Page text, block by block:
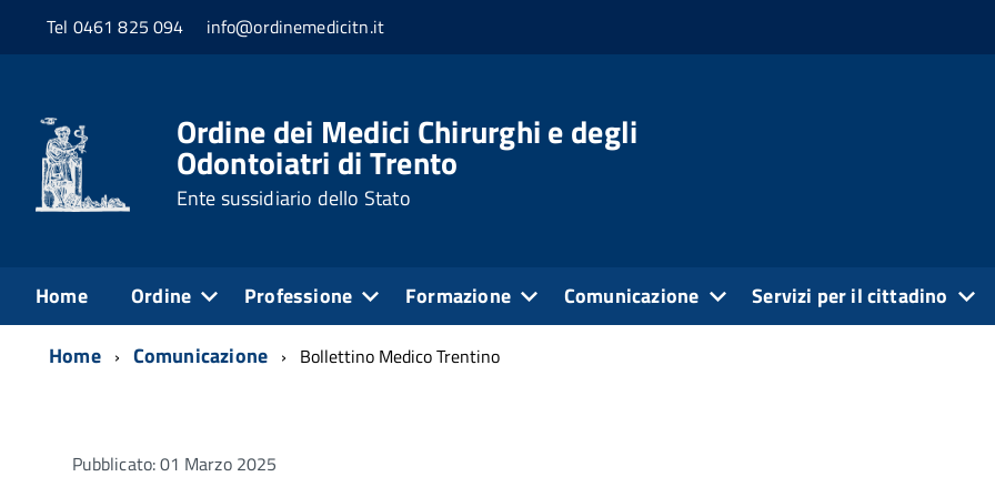
Tel 0461 825 094 info@ordinemedicitn.it
Ordine dei Medici Chirurghi e degli
Odontoiatri di Trento
Ente sussidiario dello Stato
Home Ordine Professione Formazione Comunicazione Servizi per il cittadino
Home Comunicazione Bollettino Medico Trentino
Pubblicato: 01 Marzo 2025